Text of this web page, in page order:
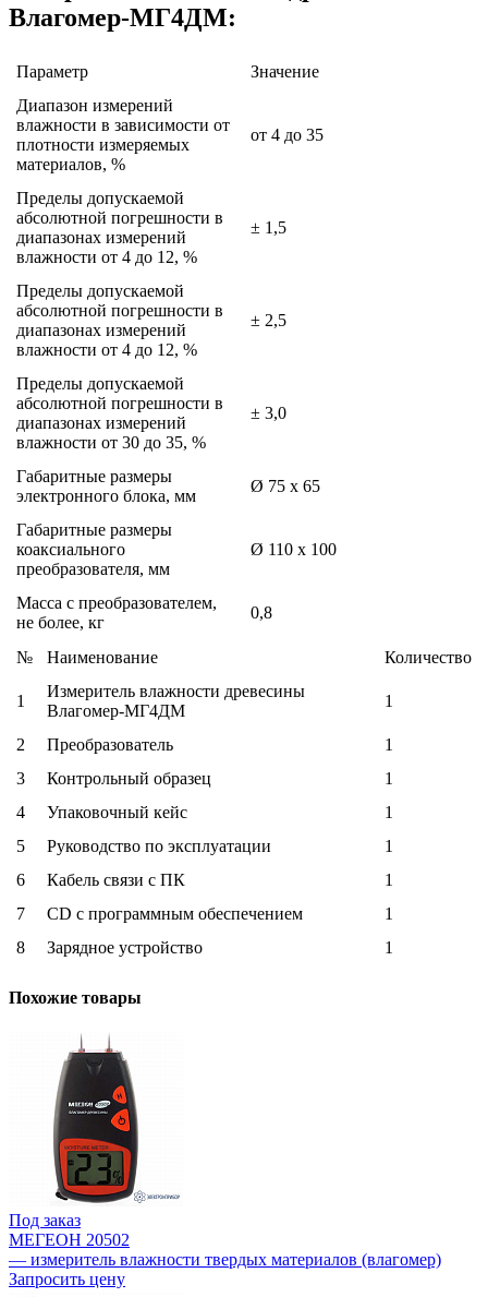
Влагомер-МГ4ДМ:
Параметр
Значение
Диапазон измерений
влажности в зависимости от
плотности измеряемых
материалов, %
от 4 до 35
Пределы допускаемой
абсолютной погрешности в
диапазонах измерений
влажности от 4 до 12, %
± 1,5
Пределы допускаемой
абсолютной погрешности в
диапазонах измерений
влажности от 4 до 12, %
± 2,5
Пределы допускаемой
абсолютной погрешности в
диапазонах измерений
влажности от 30 до 35, %
± 3,0
Габаритные размеры
электронного блока, мм
Ø 75 x 65
Габаритные размеры
коаксиального
преобразователя, мм
Ø 110 x 100
Масса с преобразователем,
не более, кг
0,8
№ Наименование Количество
1
Измеритель влажности древесины
Влагомер-МГ4ДМ
1
2 Преобразователь
1
3
Контрольный образец
1
4
Упаковочный кейс
1
5
Руководство по эксплуатации
1
6
Кабель связи с ПК
1
7
CD с программным обеспечением
1
8
Зарядное устройство 1
Похожие товары
Под заказ
МЕГЕОН 20502
— измеритель влажности твердых материалов (влагомер)
Запросить цену